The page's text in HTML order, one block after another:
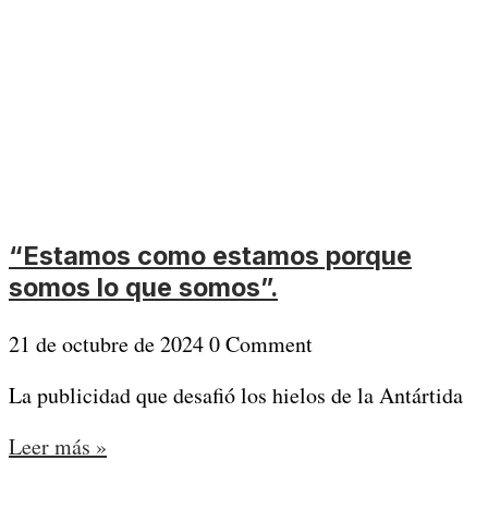
“Estamos como estamos porque
somos lo que somos”.
21 de octubre de 20240 Comment
La publicidad que desafió los hielos de la Antártida
Leer más »